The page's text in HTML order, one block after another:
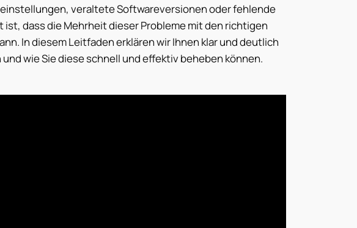
veraltete Softwareversionen oder fehlende
dass die Mehrheit dieser Probleme mit den richtigen
In diesem Leitfaden erklären wir Ihnen klar und deutlich
wie Sie diese schnell und effektiv beheben können.